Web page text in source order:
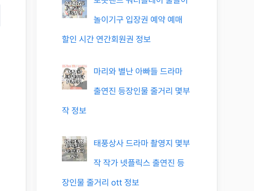
놀이기구 입장권 예약 예매
할인 시간 연간회원권 정보
마리와 별난 아빠들 드라마
출연진 등장인물 줄거리 몇부
작 정보
태풍상사 드라마 촬영지 몇부
작 작가 넷플릭스 출연진 등
장인물 줄거리 ott 정보